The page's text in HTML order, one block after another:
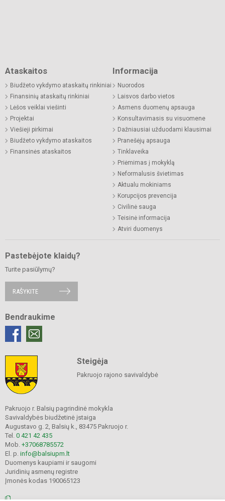
Ataskaitos
Biudžeto vykdymo ataskaitų rinkiniai
Finansinių ataskaitų rinkiniai
Lėšos veiklai viešinti
Projektai
Viešieji pirkimai
Biudžeto vykdymo ataskaitos
Finansinės ataskaitos
Informacija
Nuorodos
Laisvos darbo vietos
Asmens duomenų apsauga
Konsultavimasis su visuomene
Dažniausiai užduodami klausimai
Pranešėjų apsauga
Tinklaveika
Priėmimas į mokyklą
Neformalusis švietimas
Aktualu mokiniams
Korupcijos prevencija
Civilinė sauga
Teisinė informacija
Atviri duomenys
Pastebėjote klaidų?
Turite pasiūlymų?
RAŠYKITE
Bendraukime
Steigėja
Pakruojo rajono savivaldybė
Pakruojo r. Balsių pagrindinė mokykla
Savivaldybės biudžetinė įstaiga
Augustavo g. 2, Balsių k., 83475 Pakruojo r.
Tel. 0 421 42 435
Mob. +37068785572
El. p. info@balsiupm.lt
Duomenys kaupiami ir saugomi
Juridinių asmenų registre
Įmonės kodas 190065123